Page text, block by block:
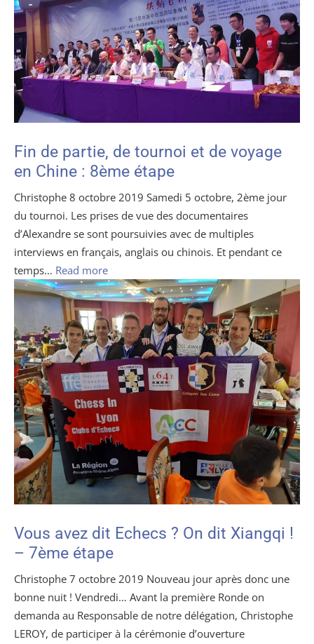
Fin de partie, de tournoi et de voyage
en Chine : 8ème étape
Christophe 8 octobre 2019 Samedi 5 octobre, 2ème jour
du tournoi. Les prises de vue des documentaires
d’Alexandre se sont poursuivies avec de multiples
interviews en français, anglais ou chinois. Et pendant ce
temps… Read more
Vous avez dit Echecs ? On dit Xiangqi !
– 7ème étape
Christophe 7 octobre 2019 Nouveau jour après donc une
bonne nuit ! Vendredi… Avant la première Ronde on
demanda au Responsable de notre délégation, Christophe
LEROY, de participer à la cérémonie d’ouverture